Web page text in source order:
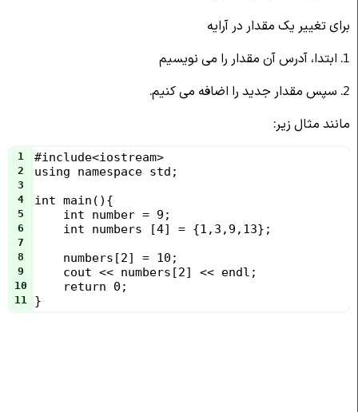
برای تغییر یک مقدار در آرایه
1. ابتدا، آدرس آن مقدار را می نویسیم
2. سپس مقدار جدید را اضافه می کنیم.
مانند مثال زیر:
1 #include<iostream>
2 using namespace std;
3
4
int main(){
5 int number = 9;
6 int numbers [4] = {1,3,9,13};
7
8
numbers[2] = 10;
9 cout << numbers[2] << endl;
10 return 0;
11 }